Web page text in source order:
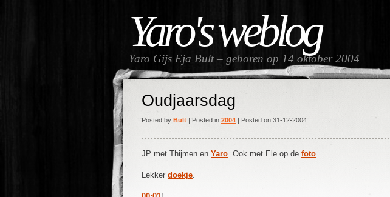
Yaro's weblog
Yaro Gijs Eja Bult – geboren op 14 oktober 2004
Oudjaarsdag
Posted by Bult | Posted in 2004 | Posted on 31-12-2004
JP met Thijmen en Yaro. Ook met Ele op de foto.
Lekker doekje.